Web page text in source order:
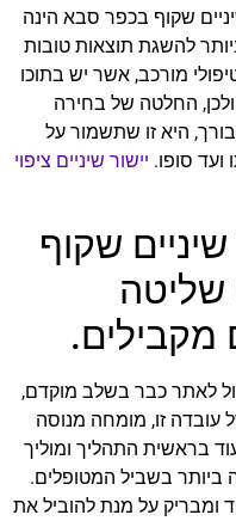
שקוף בכפר סבא הינה
להשגת תוצאות טובות
מורכב, אשר יש בתוכו
ולכן, החלטה של בחירה
היא זו שתשמור על
ועד סופו. יישור שיניים ציפוי
שקוף
מקבילים.
לאתר כבר בשלב מוקדם,
עובדה זו, מומחה מנוסה
בראשית התהליך ומוליך
ביותר בשביל המטופלים.
על מנת להוביל את